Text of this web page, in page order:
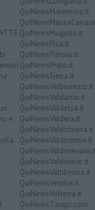
e
QuiNewsMaremma.it
QuiNewsMugello.it
QuiNewsPisa.it
QuiNewsPistoia.it
QuiNewsPrato.it
QuiNewsSiena.it
QuiNewsValbisenzio.it
QuiNewsValdarno.it
QuiNewsValdelsa.it
QuiNewsValdera.it
QuiNewsValdichiana.it
QuiNewsValdicornia.it
QuiNewsValdisieve.it
QuiNewsValtiberina.it
QuiNewsVersilia.it
QuiNewsVolterra.it
QuiNewsTango.com